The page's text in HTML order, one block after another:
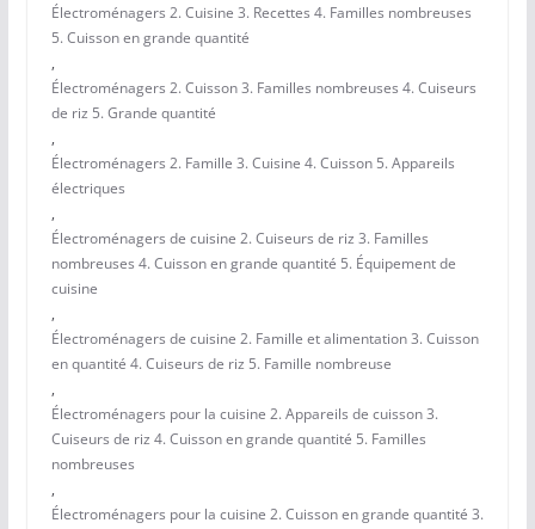
Électroménagers 2. Cuisine 3. Recettes 4. Familles nombreuses
5. Cuisson en grande quantité
,
Électroménagers 2. Cuisson 3. Familles nombreuses 4. Cuiseurs
de riz 5. Grande quantité
,
Électroménagers 2. Famille 3. Cuisine 4. Cuisson 5. Appareils
électriques
,
Électroménagers de cuisine 2. Cuiseurs de riz 3. Familles
nombreuses 4. Cuisson en grande quantité 5. Équipement de
cuisine
,
Électroménagers de cuisine 2. Famille et alimentation 3. Cuisson
en quantité 4. Cuiseurs de riz 5. Famille nombreuse
,
Électroménagers pour la cuisine 2. Appareils de cuisson 3.
Cuiseurs de riz 4. Cuisson en grande quantité 5. Familles
nombreuses
,
Électroménagers pour la cuisine 2. Cuisson en grande quantité 3.